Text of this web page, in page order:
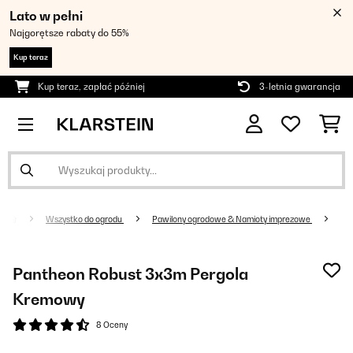
Lato w pełni
Najgorętsze rabaty do 55%
Kup teraz
Kup teraz, zapłać później 3-letnia gwarancja
Wszystko do ogrodu Pawilony ogrodowe & Namioty imprezowe
Pantheon Robust 3x3m Pergola
Kremowy
8 Oceny